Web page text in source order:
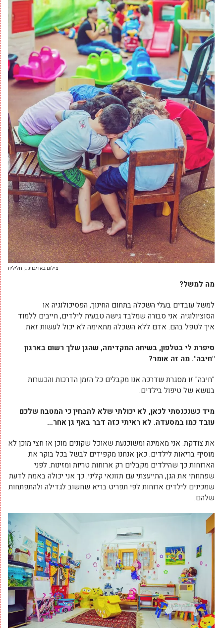
צילום באדיבות: גן חלילית
מה למשל?
למשל עובדים בעלי השכלה בתחום החינוך, הפסיכולוגיה או
הסוציולוגיה. אני סבורה שמלבד גישה טבעית לילדים, חייבים ללמוד
איך לטפל בהם. אדם ללא השכלה מתאימה לא יכול לעשות זאת.
סיפרת לי בטלפון, בשיחה המקדימה, שהגן שלך רשום בארגון
"חיבה". מה זה אומר?
"חיבה" זו מסגרת שדרכה אנו מקבלים כל הזמן הדרכות והכשרות
בנושא של טיפול בילדים.
מיד כשנכנסתי לכאן, לא יכולתי שלא להבחין כי המטבח שלכם
עובד כמו במסעדה. לא ראיתי כזה דבר באף גן אחר…
את צודקת. אני מאמינה ומשוכנעת שאוכל שקונים מוכן או חצי מוכן לא
מוסיף בריאות לילדים. כאן אנחנו מקפידים לבשל בכל בוקר את
הארוחות כך שהילדים מקבלים רק ארוחות טריות ומזינות. לפני
שפתחתי את הגן, התייעצתי עם תזונאי קליני. כך אני יכולה באמת לדעת
שמכינים לילדים ארוחות לפי תפריט בריא שחשוב לגדילה ולהתפתחות
שלהם.